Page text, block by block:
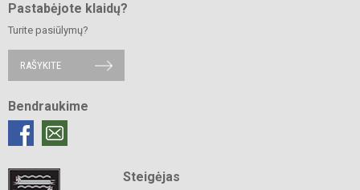
Pastabėjote klaidų?
Turite pasiūlymų?
RAŠYKITE
Bendraukime
Steigėjas